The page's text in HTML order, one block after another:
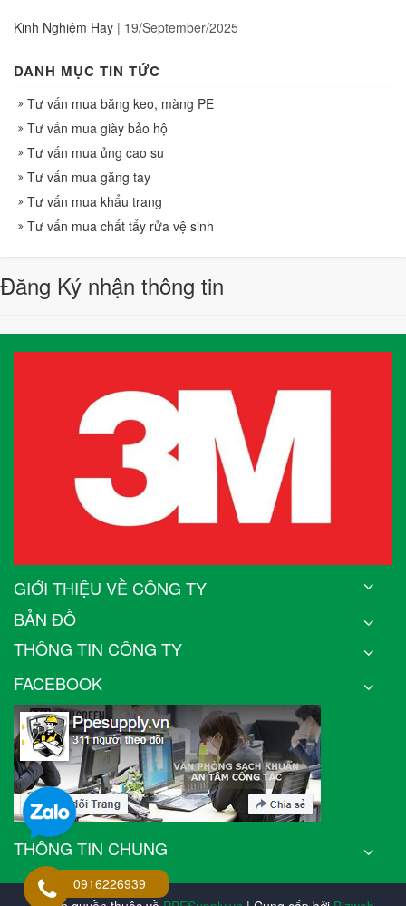
Kinh Nghiệm Hay | 19/September/2025
DANH MỤC TIN TỨC
Tư vấn mua băng keo, màng PE
Tư vấn mua giày bảo hộ
Tư vấn mua ủng cao su
Tư vấn mua găng tay
Tư vấn mua khẩu trang
Tư vấn mua chất tẩy rửa vệ sinh
Đăng Ký nhận thông tin
GIỚI THIỆU VỀ CÔNG TY
BẢN ĐỒ
THÔNG TIN CÔNG TY
FACEBOOK
THÔNG TIN CHUNG
0916226939